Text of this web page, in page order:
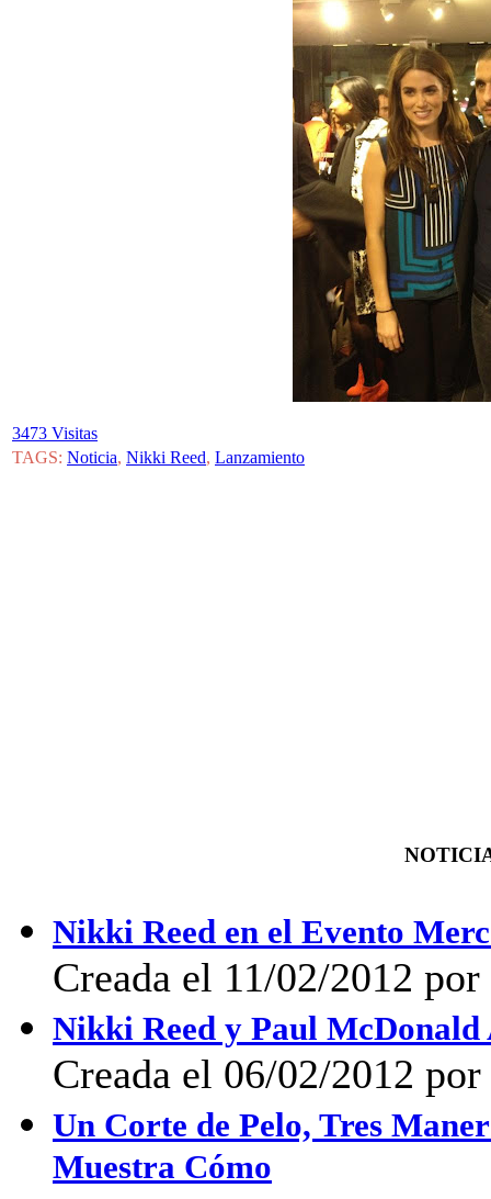
3473 Visitas
TAGS: Noticia, Nikki Reed, Lanzamiento
Nikki Reed en el Evento
Creada el 11/02/2012
Nikki Reed y Paul McDonald
Creada el 06/02/2012
Un Corte de Pelo, Tres
Muestra Cómo